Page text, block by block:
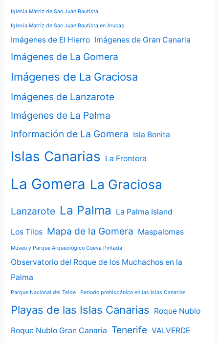
Iglesia Matriz de San Juan Bautista
Iglesia Matriz de San Juan Bautista en Arucas
Imágenes de El Hierro Imágenes de Gran Canaria
Imágenes de La Gomera
Imágenes de La Graciosa
Imágenes de Lanzarote
Imágenes de La Palma
Información de La Gomera Isla Bonita
Islas Canarias La Frontera
La Gomera La Graciosa
Lanzarote La Palma La Palma Island
Los Tilos Mapa de la Gomera Maspalomas
Museo y Parque Arqueológico Cueva Pintada
Observatorio del Roque de los Muchachos en la
Palma
Parque Nacional del Teide Periodo prehispánico en las Islas Canarias
Playas de las Islas Canarias Roque Nublo
Roque Nublo Gran Canaria Tenerife VALVERDE